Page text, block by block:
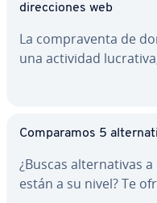
di­re­c­cio­nes web
La co­m­pra­ve­n­ta de
una actividad
Co­m­pa­ra­mos 5
¿Buscas al­te­r­na­ti­vas
están a su nivel? Te